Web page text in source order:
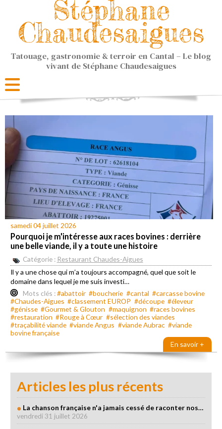
Stéphane
Chaudesaigues
Tatouage, gastronomie & terroir en Cantal – Le blog
vivant de Stéphane Chaudesaigues
samedi 04 juillet 2026
Pourquoi je m'intéresse aux races bovines : derrière
une belle viande, il y a toute une histoire
Catégorie : Restaurant Chaudes-Aigues
Il y a une chose qui m’a toujours accompagné, quel que soit le
domaine dans lequel je me suis investi…
Mots clés :#abattoir #boucherie #cantal #carcasse bovine
#Chaudes-Aigues #classement EUROP #découpe #éleveur
#génisse #Gourmet & Glouton #maquignon #races bovines
#restauration #Rouge à Cœur #sélection des viandes
#traçabilité viande #viande Angus #viande Aubrac #viande
bovine française
En savoir +
Articles les plus récents
La chanson française n'a jamais cessé de raconter nos…
vendredi 31 juillet 2026